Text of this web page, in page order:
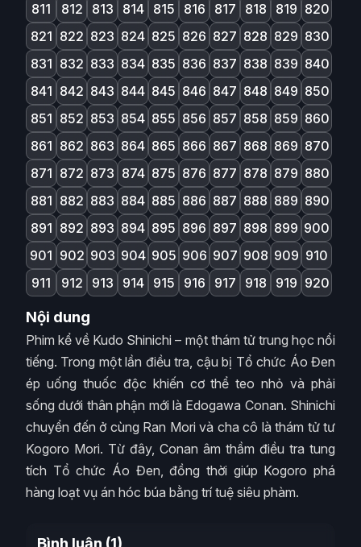
811
812 813 814 815 816 817 818 819 820
821 822 823 824 825 826 827 828 829 830
831 832 833 834 835 836 837 838 839 840
841 842 843 844 845 846 847 848 849 850
851 852 853 854 855 856 857 858 859 860
861 862 863 864 865 866 867 868 869 870
871 872 873 874 875 876 877 878 879 880
881 882 883 884 885 886 887 888 889 890
891 892 893 894 895 896 897 898 899 900
901 902 903 904 905 906 907 908 909 910
911
912 913 914 915 916 917 918 919 920
Nội dung
Phim kể về Kudo Shinichi – một thám tử trung học nổi
tiếng. Trong một lần điều tra, cậu bị Tổ chức Áo Đen
ép uống thuốc độc khiến cơ thể teo nhỏ và phải
sống dưới thân phận mới là Edogawa Conan. Shinichi
chuyển đến ở cùng Ran Mori và cha cô là thám tử tư
Kogoro Mori. Từ đây, Conan âm thầm điều tra tung
tích Tổ chức Áo Đen, đồng thời giúp Kogoro phá
hàng loạt vụ án hóc búa bằng trí tuệ siêu phàm.